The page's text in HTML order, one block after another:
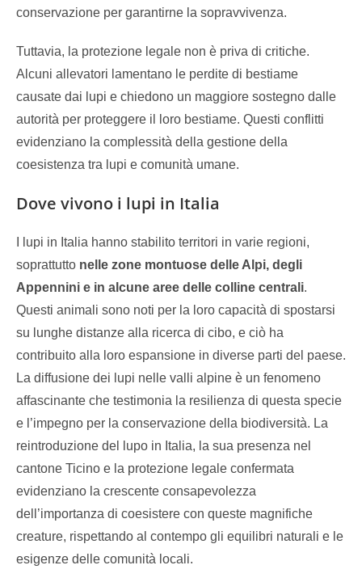
conservazione per garantirne la sopravvivenza.
Tuttavia, la protezione legale non è priva di critiche.
Alcuni allevatori lamentano le perdite di bestiame
causate dai lupi e chiedono un maggiore sostegno dalle
autorità per proteggere il loro bestiame. Questi conflitti
evidenziano la complessità della gestione della
coesistenza tra lupi e comunità umane.
Dove vivono i lupi in Italia
I lupi in Italia hanno stabilito territori in varie regioni,
soprattutto nelle zone montuose delle Alpi, degli
Appennini e in alcune aree delle colline centrali.
Questi animali sono noti per la loro capacità di spostarsi
su lunghe distanze alla ricerca di cibo, e ciò ha
contribuito alla loro espansione in diverse parti del paese.
La diffusione dei lupi nelle valli alpine è un fenomeno
affascinante che testimonia la resilienza di questa specie
e l’impegno per la conservazione della biodiversità. La
reintroduzione del lupo in Italia, la sua presenza nel
cantone Ticino e la protezione legale confermata
evidenziano la crescente consapevolezza
dell’importanza di coesistere con queste magnifiche
creature, rispettando al contempo gli equilibri naturali e le
esigenze delle comunità locali.